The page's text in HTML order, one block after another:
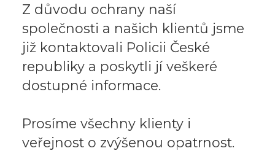
Z důvodu ochrany naší
společnosti a našich klientů jsme
již kontaktovali Policii České
republiky a poskytli jí veškeré
dostupné informace.
Prosíme všechny klienty i
veřejnost o zvýšenou opatrnost.